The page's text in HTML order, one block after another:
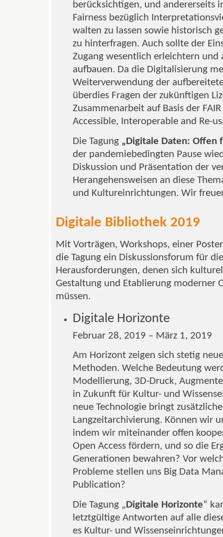
berücksichtigen, und andererseits
Fairness bezüglich
walten zu lassen sowie historisch
zu hinterfragen. Auch sollte der
Zugang wesentlich erleichtern und
aufbauen. Da die Digitalisierung
Weiterverwendung der
überdies Fragen der zukünftigen
Zusammenarbeit auf Basis der
Accessible, Interoperable and Re-
Die Tagung „Digitale Daten: Offen
der pandemiebedingten Pause
Diskussion und Präsentation der
Herangehensweisen an diese
und Kultureinrichtungen. Wir
Digitale Bibliothek 2019
Mit Vorträgen, Workshops, einer
die Tagung ein Diskussionsforum für
Herausforderungen, denen sich
Gestaltung und Etablierung moderner
müssen.
Digitale Horizonte
Februar 28, 2019 – März 1, 2019
Am Horizont zeigen sich stetig
Methoden. Welche Bedeutung
Modellierung, 3D-Druck,
in Zukunft für Kultur- und
neue Technologie bringt
Langzeitarchivierung. Können wir
indem wir miteinander offen
Open Access fördern, und so die
Generationen bewahren? Vor
Probleme stellen uns Big Data
Publication?
Die Tagung „Digitale Horizonte“
letztgültige Antworten auf alle
es Kultur- und